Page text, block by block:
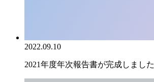
2022.09.10
2021年度年次報告書が完成しました